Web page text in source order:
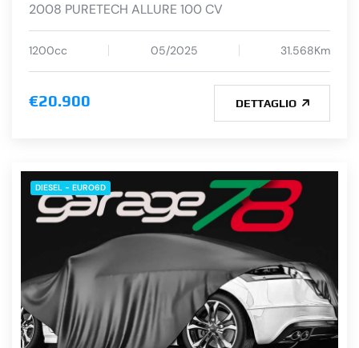
2008 PURETECH ALLURE 100 CV
1200cc 05/2025 31.568Km
€20.900 DETTAGLIO
DIESEL - EURO6D